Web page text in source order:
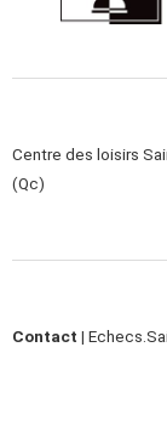
Centre des loisirs
(Qc)
Contact |